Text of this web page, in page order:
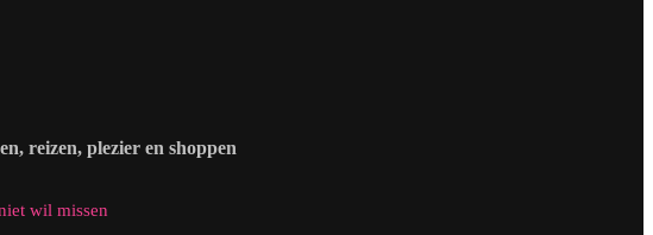
reizen, plezier en shoppen
wil missen